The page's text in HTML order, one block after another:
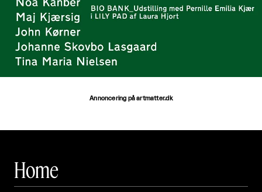
Annoncering på artmatter.dk
Home